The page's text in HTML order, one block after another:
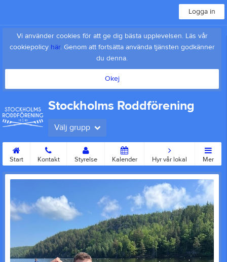
Logga in
Vi använder cookies för att ge dig bästa upplevelsen. Läs vår
cookiepolicy här. Genom att fortsätta använda tjänsten godkänner
du denna.
Okej
Stockholms Roddförening
Välj grupp
Start Kontakt Styrelse Kalender Hyr vår lokal Mer